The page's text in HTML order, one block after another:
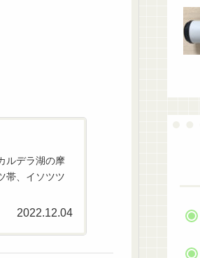
ルデラ湖の摩
帯、イソツツ
2022.12.04